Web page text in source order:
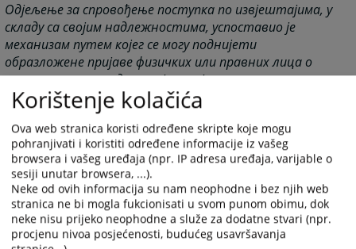
Одјељење за спровођење поступка по извјештајима, у
складу са својим надлежностима, успоставио је
механизам путем којег се могу поднијети
образложене пријаве физичких или правних лица о
нетачности навода у извјештају о имовини и
интересима судија, тужилаца и чланова Савјета.
Нетачне наводе у извјештају можете пријавити
путем e-mail адресе:
prijava.nepravilnosti@pravosudje.ba
Поднесене пријаве ће се сматрати пријавама о
нетачности навода у извјештају у смислу одредбе
члана 86ц. став (2) Закона о ВСТС-у БиХ, на основу
којих ће се, у правилу, иницирати спровођење
Korištenje kolačića
Ova web stranica koristi određene skripte koje mogu
pohranjivati i koristiti određene informacije iz vašeg
browsera i vašeg uređaja (npr. IP adresa uređaja, varijable o
sesiji unutar browsera, ...).
Neke od ovih informacija su nam neophodne i bez njih web
stranica ne bi mogla fukcionisati u svom punom obimu, dok
neke nisu prijeko neophodne a služe za dodatne stvari (npr.
procjenu nivoa posjećenosti, budućeg usavršavanja